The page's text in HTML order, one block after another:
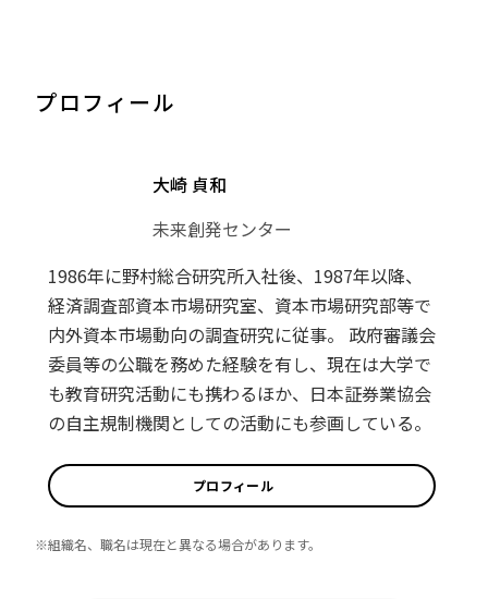
プロフィール
大崎 貞和
未来創発センター
1986年に野村総合研究所入社後、1987年以降、
経済調査部資本市場研究室、資本市場研究部等で
内外資本市場動向の調査研究に従事。 政府審議会
委員等の公職を務めた経験を有し、現在は大学で
も教育研究活動にも携わるほか、日本証券業協会
の自主規制機関としての活動にも参画している。
プロフィール
※組織名、職名は現在と異なる場合があります。